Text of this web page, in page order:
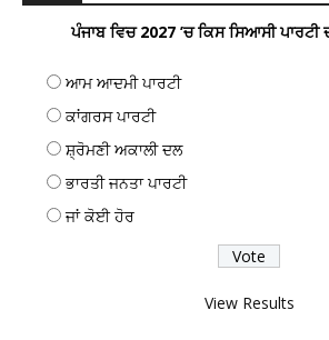
ਪੰਜਾਬ ਵਿਚ 2027 ’ਚ ਕਿਸ ਸਿਆਸੀ ਪਾਰਟੀ
ਆਮ ਆਦਮੀ ਪਾਰਟੀ
ਕਾਂਗਰਸ ਪਾਰਟੀ
ਸ਼੍ਰੋਮਣੀ ਅਕਾਲੀ ਦਲ
ਭਾਰਤੀ ਜਨਤਾ ਪਾਰਟੀ
ਜਾਂ ਕੋਈ ਹੋਰ
View Results